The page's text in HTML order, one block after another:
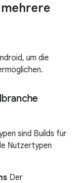
um die
sind Builds für
Nutzertypen
Der